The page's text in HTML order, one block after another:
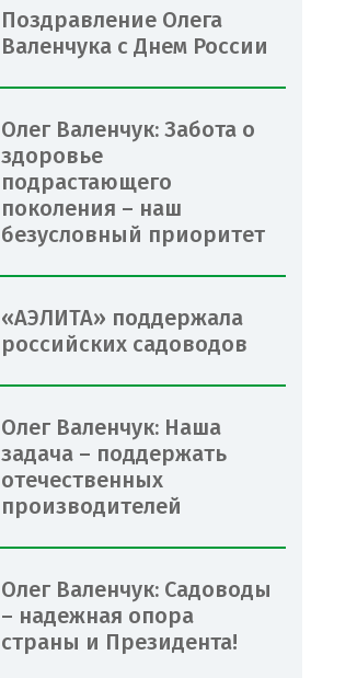
Поздравление Олега
Валенчука с Днем России
Олег Валенчук: Забота о
здоровье
подрастающего
поколения – наш
безусловный приоритет
«АЭЛИТА» поддержала
российских садоводов
Олег Валенчук: Наша
задача – поддержать
отечественных
производителей
Олег Валенчук: Садоводы
– надежная опора
страны и Президента!